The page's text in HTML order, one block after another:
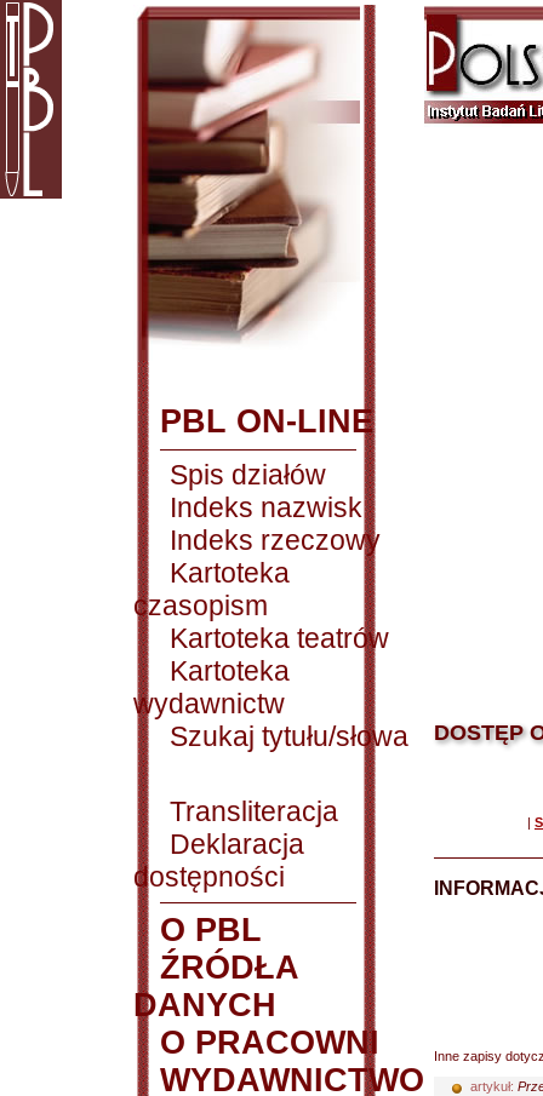
PBL ON-LINE
Spis działów
Indeks nazwisk
Indeks rzeczowy
Kartoteka
czasopism
Kartoteka teatrów
Kartoteka
wydawnictw
Szukaj tytułu/słowa
Transliteracja
Deklaracja
dostępności
O PBL
ŹRÓDŁA
DANYCH
O PRACOWNI
WYDAWNICTWO
DOSTĘP
|
Inne zapisy
artykuł: